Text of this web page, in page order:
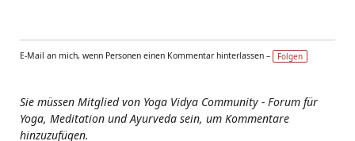
E-Mail an mich, wenn Personen einen Kommentar hinterlassen – Folgen
Sie müssen Mitglied von Yoga Vidya Community - Forum für
Yoga, Meditation und Ayurveda sein, um Kommentare
hinzuzufügen.